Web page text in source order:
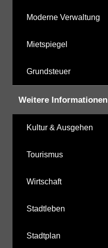
Moderne Verwaltung
Mietspiegel
Grundsteuer
Weitere Informationen
Kultur & Ausgehen
Tourismus
Wirtschaft
Stadtleben
Stadtplan